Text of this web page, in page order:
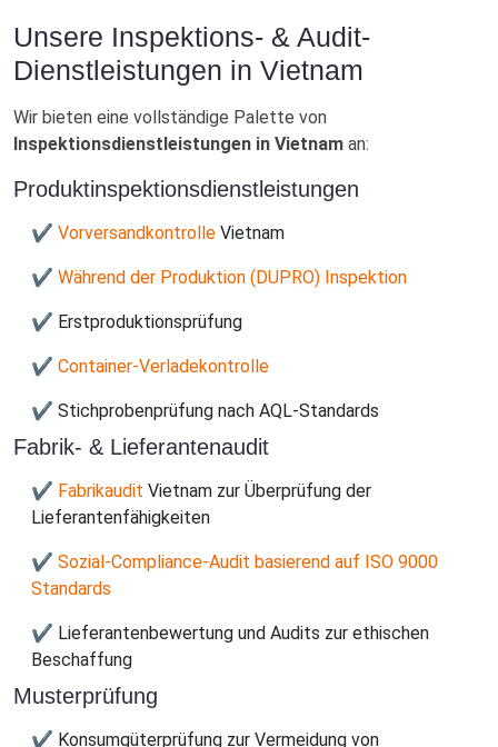
Unsere Inspektions- & Audit-
Dienstleistungen in Vietnam
Wir bieten eine vollständige Palette von
Inspektionsdienstleistungen in Vietnam an:
Produktinspektionsdienstleistungen
✔ Vorversandkontrolle Vietnam
✔ Während der Produktion (DUPRO) Inspektion
✔ Erstproduktionsprüfung
✔ Container-Verladekontrolle
✔ Stichprobenprüfung nach AQL-Standards
Fabrik- & Lieferantenaudit
✔ Fabrikaudit Vietnam zur Überprüfung der
Lieferantenfähigkeiten
✔ Sozial-Compliance-Audit basierend auf ISO 9000
Standards
✔ Lieferantenbewertung und Audits zur ethischen
Beschaffung
Musterprüfung
✔ Konsumgüterprüfung zur Vermeidung von